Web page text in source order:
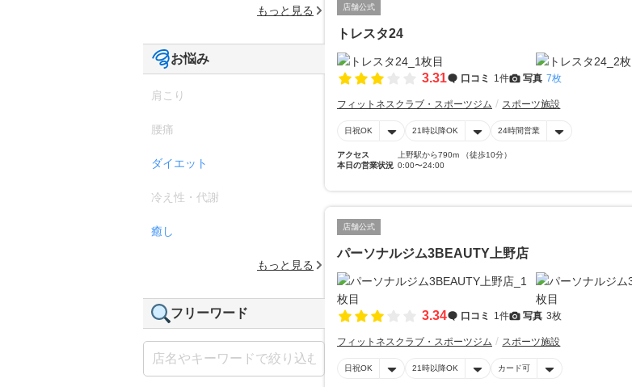
店舗公式
トレスタ24
3.31 口コミ 1件 写真 7枚
フィットネスクラブ・スポーツジム スポーツ施設
日祝OK 21時以降OK 24時間営業
アクセス
上野駅から790m （徒歩10分）
本日の営業状況 0:00〜24:00
店舗公式
パーソナルジム3BEAUTY上野店
3.34 口コミ 1件 写真 3枚
フィットネスクラブ・スポーツジム スポーツ施設
日祝OK 21時以降OK カード可
もっと見る
お悩み
肩こり
腰痛
ダイエット
冷え性・代謝
癒し
もっと見る
フリーワード